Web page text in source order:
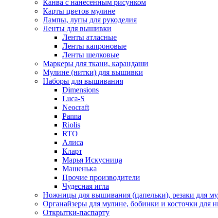
Канва с нанесенным рисунком
Карты цветов мулине
Лампы, лупы для рукоделия
Ленты для вышивки
Ленты атласные
Ленты капроновые
Ленты шелковые
Маркеры для ткани, карандаши
Мулине (нитки) для вышивки
Наборы для вышивания
Dimensions
Luca-S
Neocraft
Panna
Riolis
RTO
Алиса
Кларт
Марья Искусница
Машенька
Прочие производители
Чудесная игла
Ножницы для вышивания (цапельки), резаки для
Органайзеры для мулине, бобинки и косточки для
Открытки-паспарту